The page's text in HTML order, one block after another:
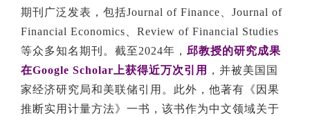
期刊广泛发表，包括Journal of Finance、Journal of
Financial Economics、Review of Financial Studies
等众多知名期刊。截至2024年， 邱教授的研究成果
在Google Scholar上获得近万次引用
，并被美国国
家经济研究局和美联储引用。此外，他著有《因果
推断实用计量方法》一书，该书作为中文领域关于